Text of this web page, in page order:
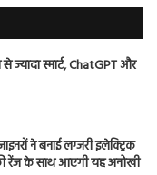
ज्यादा स्मार्ट, ChatGPT और
ने बनाई लग्जरी इलेक्ट्रिक
रेंज के साथ आएगी यह अनोखी